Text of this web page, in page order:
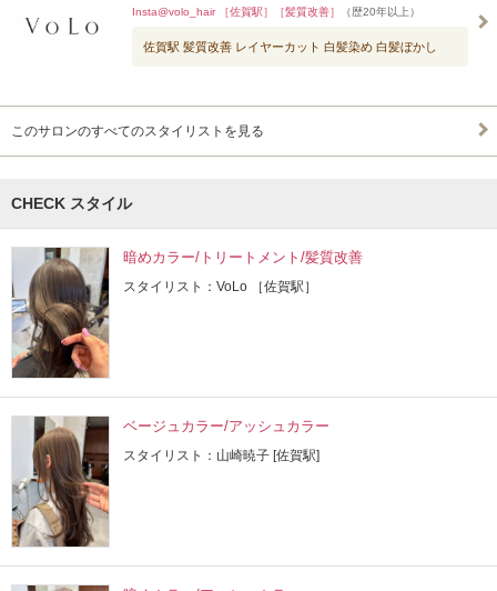
Insta@volo_hair ［佐賀駅］［髪質改善］
（歴20年以上）
佐賀駅 髪質改善 レイヤーカット 白髪染め 白髪ぼかし
このサロンのすべてのスタイリストを見る
CHECK スタイル
暗めカラー/トリートメント/髪質改善
スタイリスト：VoLo ［佐賀駅］
ベージュカラー/アッシュカラー
スタイリスト：山崎暁子 [佐賀駅]